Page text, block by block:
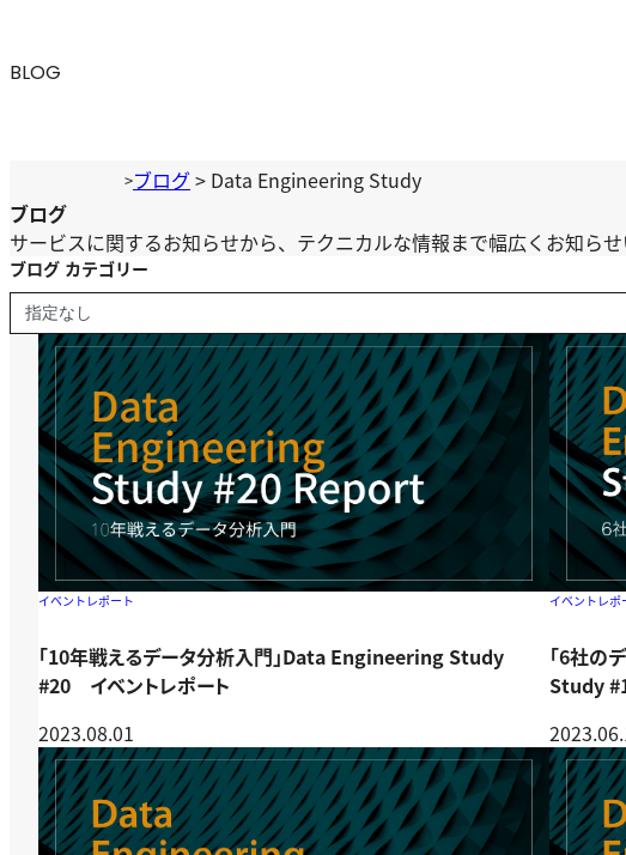
を
BLOG
>ブログ> Data Engineering Study
ブログ
サービスに関するお知らせから、テクニカルな情報まで幅広くお知らせ
ブログ カテゴリー
イベントレポート
「10年戦えるデータ分析入門」Data Engineering Study
#20 イベントレポート
2023.08.01
イベントレポ
「6社の
Study